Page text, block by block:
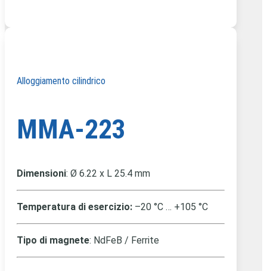
Alloggiamento cilindrico
MMA-223
Dimensioni: Ø 6.22 x L 25.4 mm
Temperatura di esercizio: –20 °C … +105 °C
Tipo di magnete: NdFeB / Ferrite